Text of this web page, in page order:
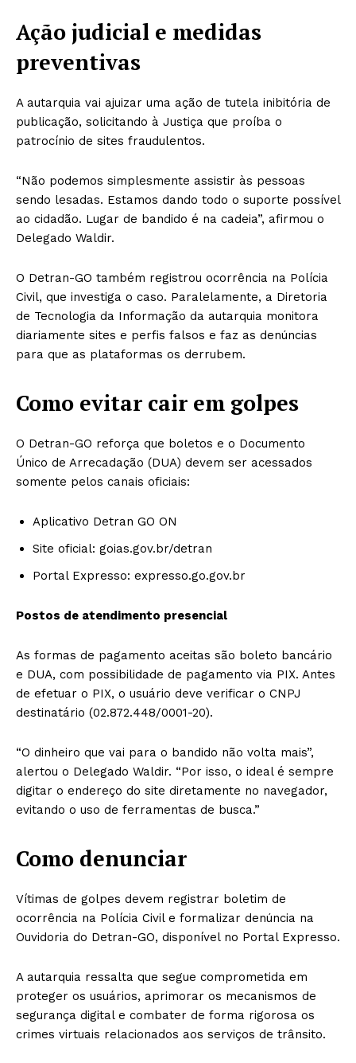
Ação judicial e medidas
preventivas
A autarquia vai ajuizar uma ação de tutela inibitória de
publicação, solicitando à Justiça que proíba o
patrocínio de sites fraudulentos.
“Não podemos simplesmente assistir às pessoas
sendo lesadas. Estamos dando todo o suporte possível
ao cidadão. Lugar de bandido é na cadeia”, afirmou o
Delegado Waldir.
O Detran-GO também registrou ocorrência na Polícia
Civil, que investiga o caso. Paralelamente, a Diretoria
de Tecnologia da Informação da autarquia monitora
diariamente sites e perfis falsos e faz as denúncias
para que as plataformas os derrubem.
Como evitar cair em golpes
O Detran-GO reforça que boletos e o Documento
Único de Arrecadação (DUA) devem ser acessados
somente pelos canais oficiais:
Aplicativo Detran GO ON
Site oficial: goias.gov.br/detran
Portal Expresso: expresso.go.gov.br
Postos de atendimento presencial
As formas de pagamento aceitas são boleto bancário
e DUA, com possibilidade de pagamento via PIX. Antes
de efetuar o PIX, o usuário deve verificar o CNPJ
destinatário (02.872.448/0001-20).
“O dinheiro que vai para o bandido não volta mais”,
alertou o Delegado Waldir. “Por isso, o ideal é sempre
digitar o endereço do site diretamente no navegador,
evitando o uso de ferramentas de busca.”
Como denunciar
Vítimas de golpes devem registrar boletim de
ocorrência na Polícia Civil e formalizar denúncia na
Ouvidoria do Detran-GO, disponível no Portal Expresso.
A autarquia ressalta que segue comprometida em
proteger os usuários, aprimorar os mecanismos de
segurança digital e combater de forma rigorosa os
crimes virtuais relacionados aos serviços de trânsito.